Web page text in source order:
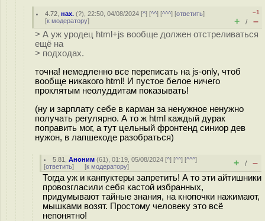
4.72 ,нах. (?), 22:50, 04/08/2024 [^] [^^] [^^^] [ответить]
[к модератору]
–1
+ / –
> А уж уродец html+js вообще должен отстреливаться
ещё на
> подходах.
точна! немедленно все переписать на js-only, чтоб
вообще никакого html! И пустое белое ничего
проклятым неолуддитам показывать!
(ну и зарплату себе в карман за ненужное ненужно
получать регулярно. А то ж html каждый дурак
поправить мог, а тут цельный фронтенд синиор дев
нужон, в лапшекоде разобраться)
5.81 ,Аноним (61), 01:19, 05/08/2024 [^] [^^] [^^^]
[ответить] [к модератору] + / –
Тогда уж и канпуктеры запретить! А то эти айтишники
провозгласили себя кастой избранных,
придумывают тайные знания, на кнопочки нажимают,
мышками возят. Простому человеку это всё
непонятно!